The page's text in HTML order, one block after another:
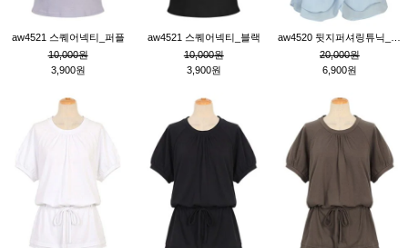
aw4521 스퀘어넥티_퍼플
10,000원
3,900원
aw4521 스퀘어넥티_블랙
10,000원
3,900원
20,000원
6,900원